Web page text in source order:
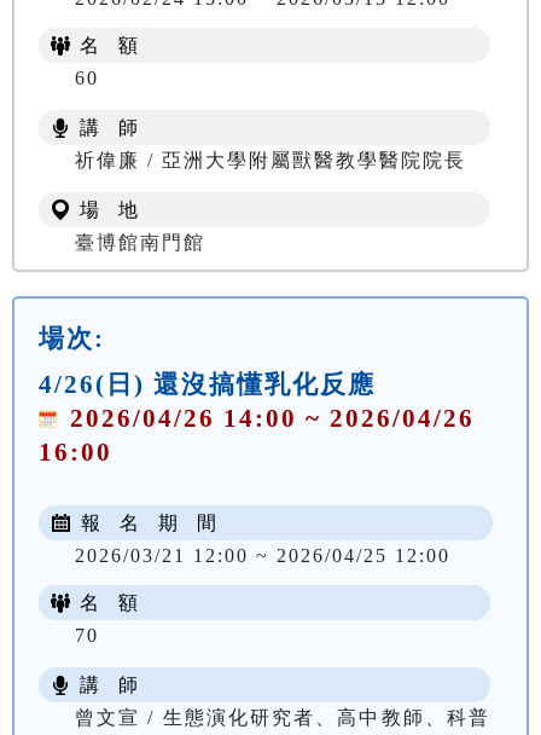
名 額
60
講 師
祈偉廉 / 亞洲大學附屬獸醫教學醫院院長
場 地
臺博館南門館
場次:
4/26(日) 還沒搞懂乳化反應
2026/04/26 14:00 ~ 2026/04/26
16:00
報 名 期 間
2026/03/21 12:00 ~ 2026/04/25 12:00
名 額
70
講 師
曾文宣 / 生態演化研究者、高中教師、科普